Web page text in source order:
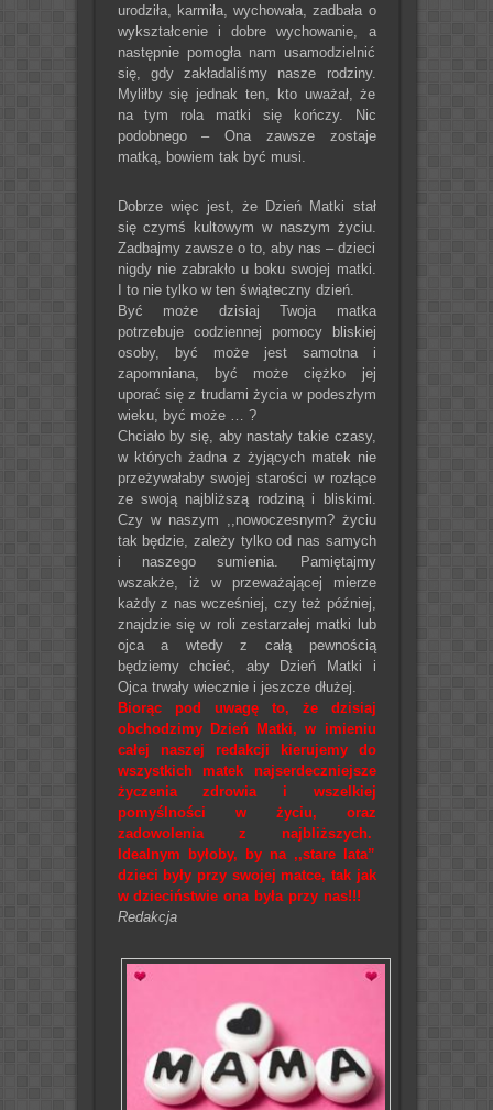
urodziła, karmiła, wychowała, zadbała o
wykształcenie i dobre wychowanie, a
następnie pomogła nam usamodzielnić
się, gdy zakładaliśmy nasze rodziny.
Myliłby się jednak ten, kto uważał, że
na tym rola matki się kończy. Nic
podobnego – Ona zawsze zostaje
matką, bowiem tak być musi.
Dobrze więc jest, że Dzień Matki stał
się czymś kultowym w naszym życiu.
Zadbajmy zawsze o to, aby nas – dzieci
nigdy nie zabrakło u boku swojej matki.
I to nie tylko w ten świąteczny dzień.
Być może dzisiaj Twoja matka
potrzebuje codziennej pomocy bliskiej
osoby, być może jest samotna i
zapomniana, być może ciężko jej
uporać się z trudami życia w podeszłym
wieku, być może … ?
Chciało by się, aby nastały takie czasy,
w których żadna z żyjących matek nie
przeżywałaby swojej starości w rozłące
ze swoją najbliższą rodziną i bliskimi.
Czy w naszym ,,nowoczesnym? życiu
tak będzie, zależy tylko od nas samych
i naszego sumienia. Pamiętajmy
wszakże, iż w przeważającej mierze
każdy z nas wcześniej, czy też później,
znajdzie się w roli zestarzałej matki lub
ojca a wtedy z całą pewnością
będziemy chcieć, aby Dzień Matki i
Ojca trwały wiecznie i jeszcze dłużej.
Biorąc pod uwagę to, że dzisiaj
obchodzimy Dzień Matki, w imieniu
całej naszej redakcji kierujemy do
wszystkich matek najserdeczniejsze
życzenia zdrowia i wszelkiej
pomyślności w życiu, oraz
zadowolenia z najbliższych.
Idealnym byłoby, by na ,,stare lata”
dzieci były przy swojej matce, tak jak
w dzieciństwie ona była przy nas!!!
Redakcja